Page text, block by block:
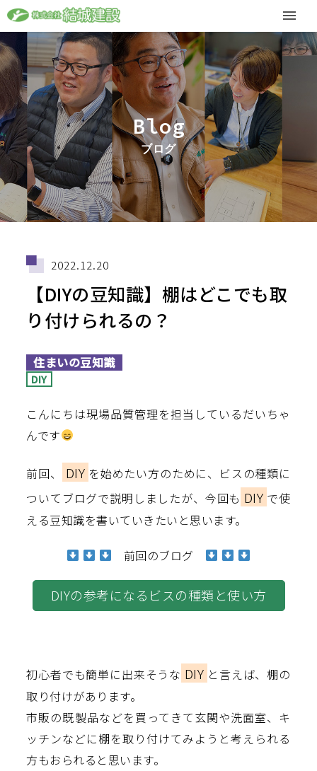
Blog
ブログ
2022.12.20
【DIYの豆知識】棚はどこでも取
り付けられるの？
住まいの豆知識
DIY
こんにちは現場品質管理を担当しているだいちゃ
んです
前回、 DIY を始めたい方のために、ビスの種類に
ついてブログで説明しましたが、今回も DIY で使
える豆知識を書いていきたいと思います。
前回のブログ
DIYの参考になるビスの種類と使い方
初心者でも簡単に出来そうな DIY と言えば、棚の
取り付けがあります。
市販の既製品などを買ってきて玄関や洗面室、キ
ッチンなどに棚を取り付けてみようと考えられる
方もおられると思います。